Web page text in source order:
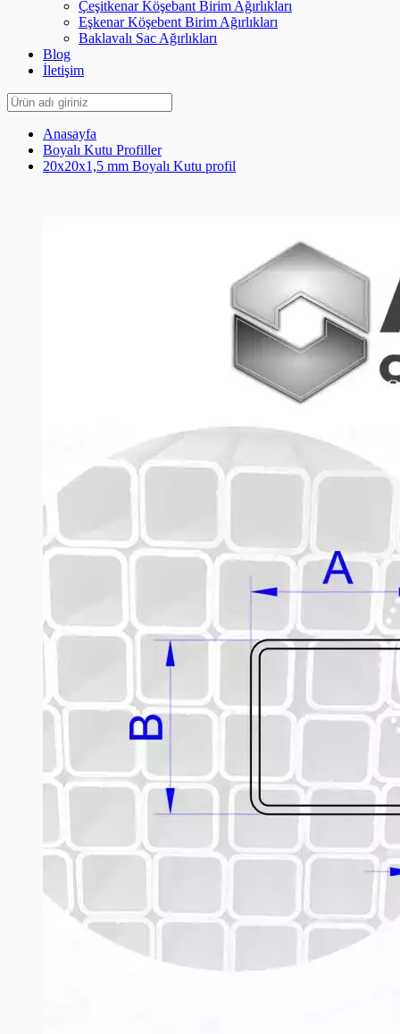
Çeşitkenar Köşebant Birim Ağırlıkları
Eşkenar Köşebent Birim Ağırlıkları
Baklavalı Sac Ağırlıkları
Blog
İletişim
Anasayfa
Boyalı Kutu Profiller
20x20x1,5 mm Boyalı Kutu profil